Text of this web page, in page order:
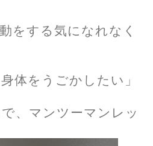
をする気になれなく
体をうごかしたい」
、マンツーマンレッ